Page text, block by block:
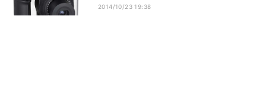
2014/10/23 19:38